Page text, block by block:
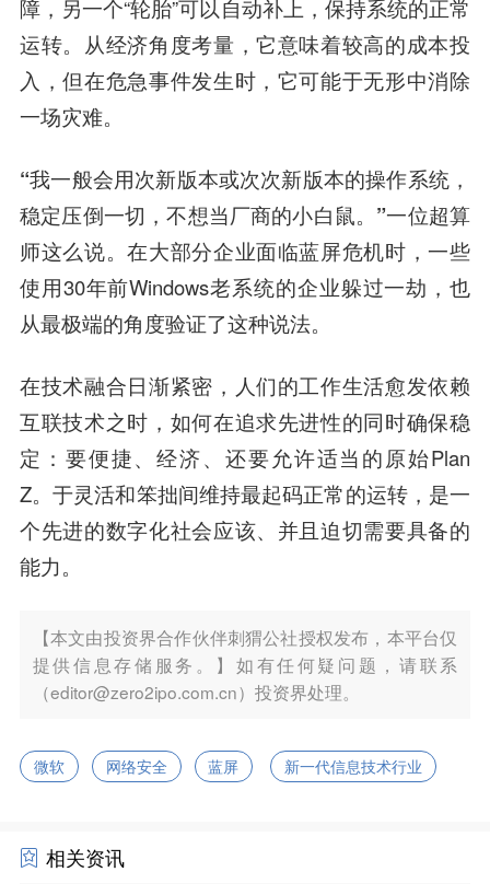
障，另一个“轮胎”可以自动补上，保持系统的正常
运转。从经济角度考量，它意味着较高的成本投
入，但在危急事件发生时，它可能于无形中消除
一场灾难。
“我一般会用次新版本或次次新版本的操作系统，
稳定压倒一切，不想当厂商的小白鼠。”一位超算
师这么说。在大部分企业面临蓝屏危机时，一些
使用30年前Windows老系统的企业躲过一劫，也
从最极端的角度验证了这种说法。
在技术融合日渐紧密，人们的工作生活愈发依赖
互联技术之时，如何在追求先进性的同时确保稳
定：要便捷、经济、还要允许适当的原始Plan
Z。于灵活和笨拙间维持最起码正常的运转，是一
个先进的数字化社会应该、并且迫切需要具备的
能力。
【本文由投资界合作伙伴刺猬公社授权发布，本平台仅
提供信息存储服务。】如有任何疑问题，请联系
（editor@zero2ipo.com.cn）投资界处理。
微软 网络安全 蓝屏 新一代信息技术行业
相关资讯